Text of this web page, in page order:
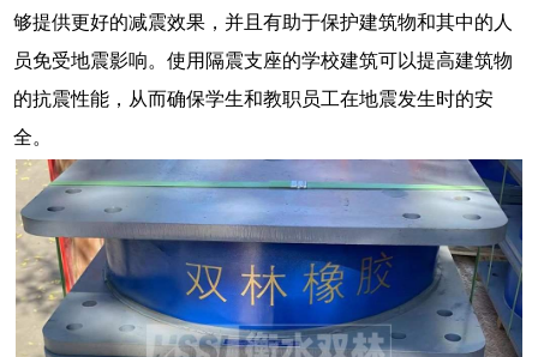
够提供更好的减震效果，并且有助于保护建筑物和其中的人
员免受地震影响。使用隔震支座的学校建筑可以提高建筑物
的抗震性能，从而确保学生和教职员工在地震发生时的安
全。